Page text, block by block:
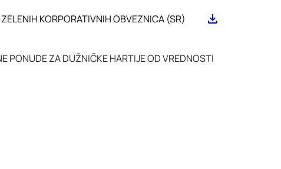
KORPORATIVNIH OBVEZNICA (SR)
PONUDE ZA DUŽNIČKE HARTIJE OD VREDNOSTI